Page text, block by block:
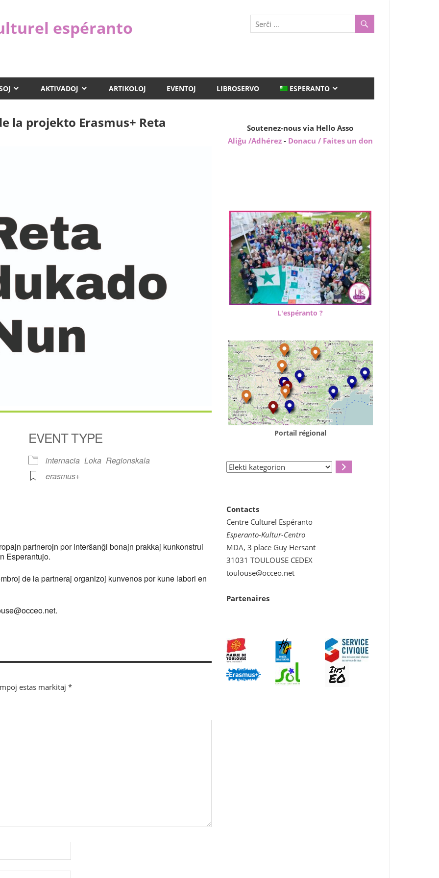
espéranto
AKTIVADOJ ARTIKOLOJ EVENTOJ LIBROSERVO ESPERANTO
la projekto Erasmus+ Reta
Outlook Live
EVENT TYPE
internacia Loka Regionskala
erasmus+
partnerojn por interŝanĝi bonajn prakkaj kunkonstrui
Esperantujo.
de la partneraj organizoj kunvenos por kune labori en
estas markitaj *
Soutenez-nous via Hello Asso
Aliĝu /Adhérez - Donacu / Faites un don
L'espéranto ?
Portail régional
Elekti
Contacts
Centre Culturel Espéranto
Esperanto-Kultur-Centro
MDA, 3 place Guy Hersant
31031 TOULOUSE CEDEX
toulouse@occeo.net
Partenaires